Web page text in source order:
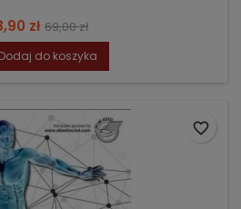
zł Cena
podstawowa
69,00 zł
Dodaj do koszyka
favorite_border